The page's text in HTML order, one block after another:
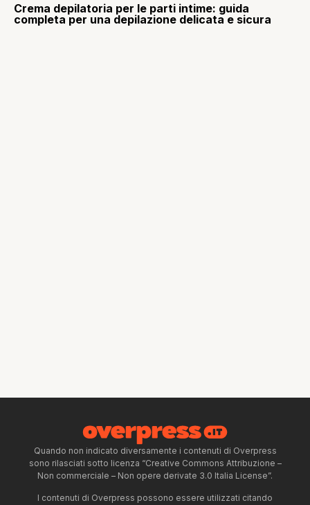
Crema depilatoria per le parti intime: guida
completa per una depilazione delicata e sicura
Quando non indicato diversamente i contenuti di Overpress
sono rilasciati sotto licenza “Creative Commons Attribuzione –
Non commerciale – Non opere derivate 3.0 Italia License”.
I contenuti di Overpress possono essere utilizzati citando